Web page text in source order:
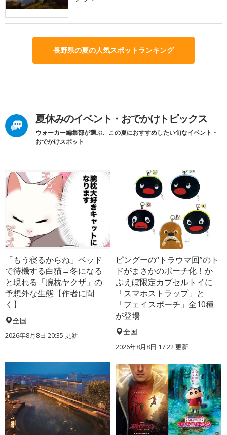
長野県の夏の人気スポットランキング
夏休みのイベント・おでかけトピックス
ウォーカー編集部が選ぶ、この夏におすすめしたい旬なイベント・
おでかけスポット
「もう寝るからね」ベッド
で待機する白猫→冬になる
と現れる「腕枕ヤクザ」の
予想外な生態【作者に聞
く】
全国
2026年8月8日 20:35 更新
ピングーの“トラウマ回”のト
ドがまさかのポーチ化！か
ぷえぼ限定カプセルトイに
「スマホストラップ」と
「フェイスポーチ」全10種
が登場
全国
2026年8月8日 17:22更新